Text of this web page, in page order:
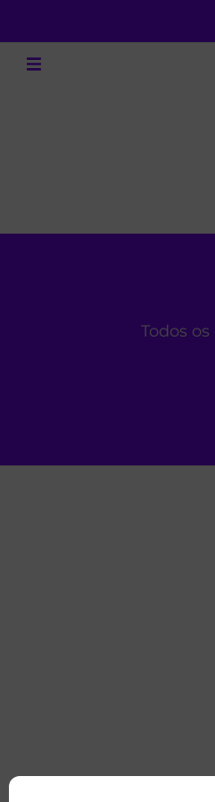
Todos